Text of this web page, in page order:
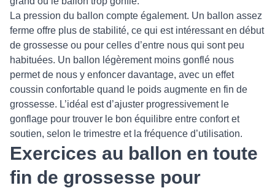
La pression du ballon compte également. Un ballon assez
ferme offre plus de stabilité, ce qui est intéressant en début
de grossesse ou pour celles d’entre nous qui sont peu
habituées. Un ballon légèrement moins gonflé nous
permet de nous y enfoncer davantage, avec un effet
coussin confortable quand le poids augmente en fin de
grossesse. L’idéal est d’ajuster progressivement le
gonflage pour trouver le bon équilibre entre confort et
soutien, selon le trimestre et la fréquence d’utilisation.
Exercices au ballon en toute
fin de grossesse pour